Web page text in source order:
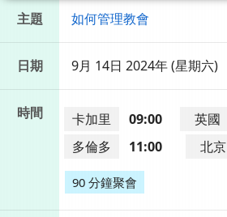
主題 如何管理教會
日期 9月 14日 2024年 (星期六)
時間 卡加里 09:00 英國
多倫多
11:00 北京
90 分鐘聚會